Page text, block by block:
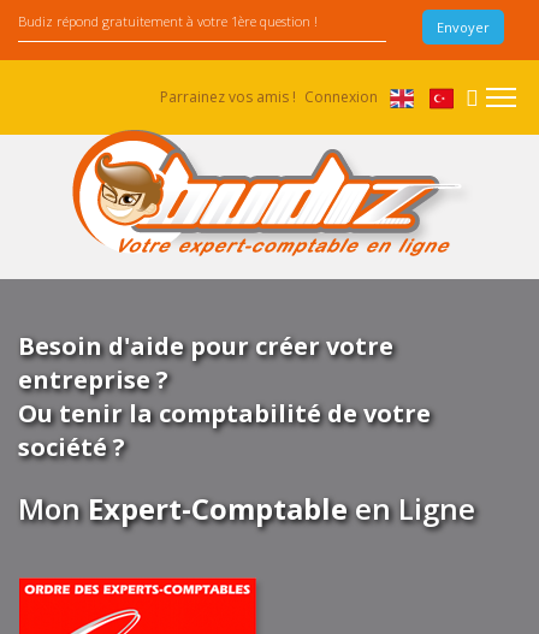
Parrainez vos amis ! Connexion
Besoin d'aide pour créer votre
entreprise ?
Ou tenir la comptabilité de votre
société ?
MonExpert-Comptableen Ligne